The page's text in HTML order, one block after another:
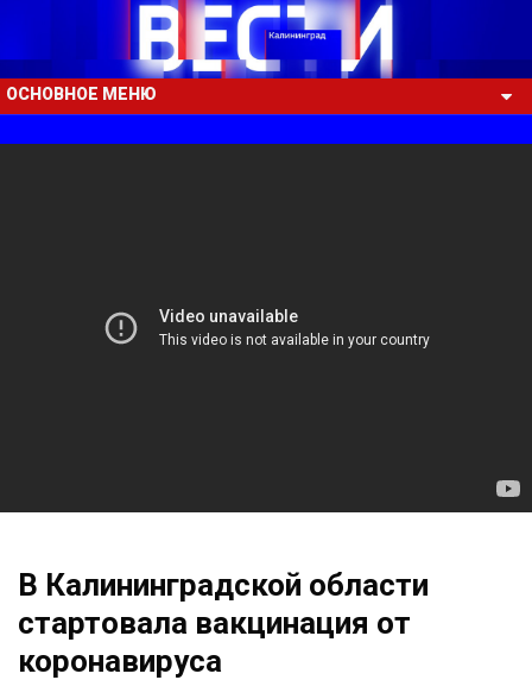
ОСНОВНОЕ МЕНЮ
В Калининградской области
стартовала вакцинация от
коронавируса